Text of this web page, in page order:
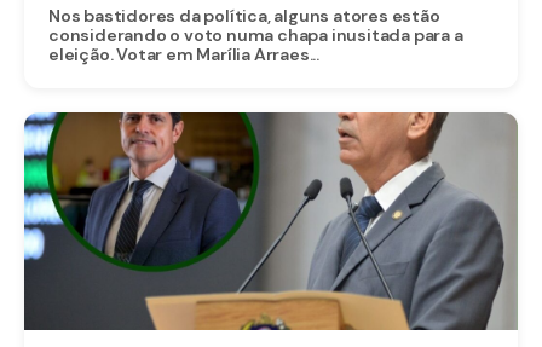
Nos bastidores da política, alguns atores estão
considerando o voto numa chapa inusitada para a
eleição. Votar em Marília Arraes...